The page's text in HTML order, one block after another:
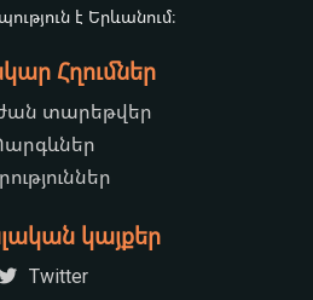
է Երևանում։
Հղումներ
տարեթվեր
կայքեր
Twitter